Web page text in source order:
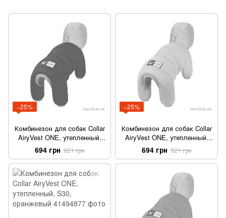
−25%
Комбинезон для собак Collar
AiryVest ONE, утепленный,
S30, черный
694 грн 921 грн
−25%
Комбинезон для собак Collar
AiryVest ONE, утепленный,
S30, голубой
694 грн 921 грн